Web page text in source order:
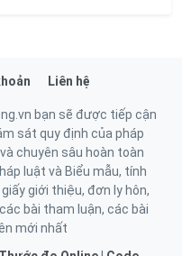
Liên hệ
bạn sẽ được tiếp cận
sát quy định của pháp
chuyên sâu hoàn toàn
luật và Biểu mẫu, tính
giới thiệu, đơn ly hôn,
bài tham luận, các bài
mới nhất